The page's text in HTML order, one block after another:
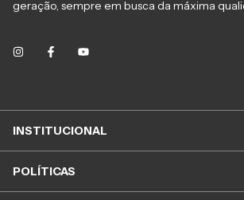
geração, sempre em busca da máxima
INSTITUCIONAL
POLÍTICAS